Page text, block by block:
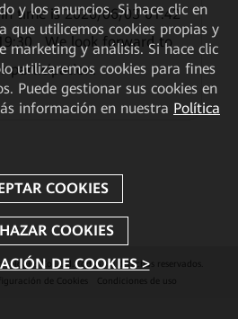
time is 2026/06/03 01:42
. We look forward to
participation.
Co., Ltd. Todos los derechos reservados.
de Cookies Condiciones de uso
y los anuncios. Si hace clic en
que utilicemos cookies propias y
marketing y análisis. Si hace clic
utilizaremos cookies para fines
Puede gestionar sus cookies en
información en nuestra Política
DE COOKIES >